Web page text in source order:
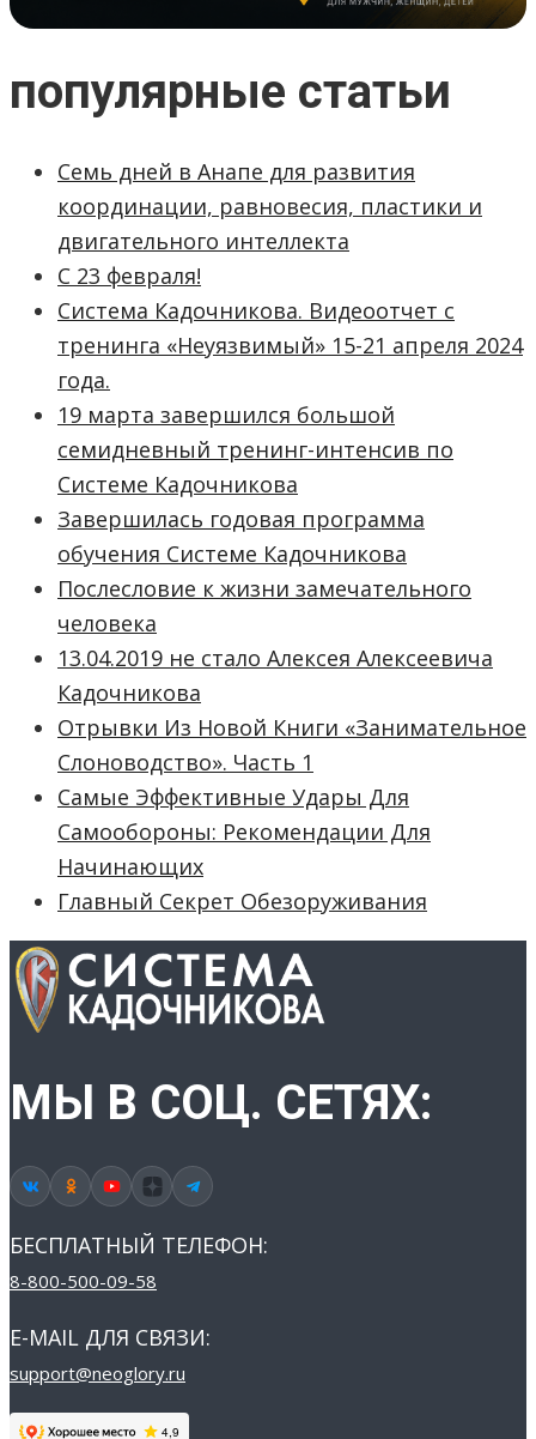
популярные статьи
Семь дней в Анапе для развития
координации, равновесия, пластики и
двигательного интеллекта
С 23 февраля!
Система Кадочникова. Видеоотчет с
тренинга «Неуязвимый» 15-21 апреля 2024
года.
19 марта завершился большой
семидневный тренинг-интенсив по
Системе Кадочникова
Завершилась годовая программа
обучения Системе Кадочникова
Послесловие к жизни замечательного
человека
13.04.2019 не стало Алексея Алексеевича
Кадочникова
Отрывки Из Новой Книги «Занимательное
Слоноводство». Часть 1
Самые Эффективные Удары Для
Самообороны: Рекомендации Для
Начинающих
Главный Секрет Обезоруживания
МЫ В СОЦ. СЕТЯХ:
БЕСПЛАТНЫЙ ТЕЛЕФОН:
8-800-500-09-58
E-MAIL ДЛЯ СВЯЗИ:
support@neoglory.ru